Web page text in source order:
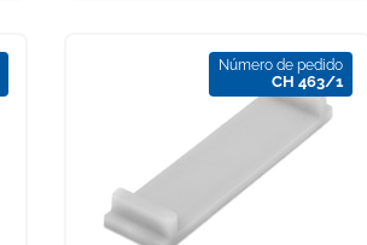
Número de pedido
CH 463/1